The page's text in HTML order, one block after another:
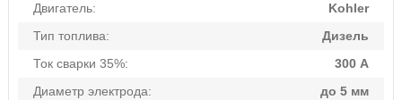
Двигатель:
Kohler
Тип топлива:
Дизель
Ток сварки 35%:
300 А
Диаметр электрода:
до 5 мм